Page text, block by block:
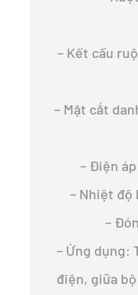
– Kết cấu
– Mặt cắt
– Điện
– Nhiệt độ
–
– Ứng dụng:
điện, giữa